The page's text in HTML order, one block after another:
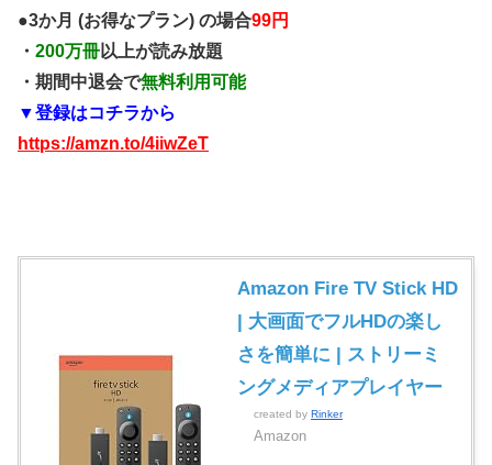
●3か月 (お得なプラン) の場合99円
・ 200万冊以上が読み放題
・期間中退会で無料利用可能
▼登録はコチラから
https://amzn.to/4iiwZeT
Amazon Fire TV Stick HD
| 大画面でフルHDの楽し
さを簡単に | ストリーミ
ングメディアプレイヤー
created by Rinker
Amazon